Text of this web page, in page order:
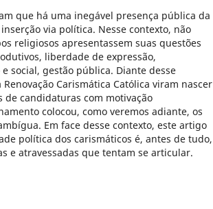
que há uma inegável presença pública da
via política. Nesse contexto, não
religiosos apresentassem suas questões
liberdade de expressão,
social, gestão pública. Diante desse
Carismática Católica viram nascer
candidaturas com motivação
colocou, como veremos adiante, os
Em face desse contexto, este artigo
política dos carismáticos é, antes de tudo,
e atravessadas que tentam se articular.